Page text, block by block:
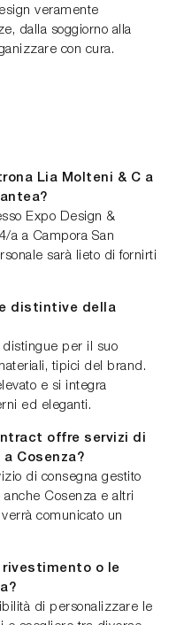
veramente
dalla soggiorno alla
con cura.
Lia Molteni & C a
Expo Design &
a a Campora San
sarà lieto di fornirti
distintive della
distingue per il suo
tipici del brand.
e si integra
ed eleganti.
offre servizi di
Cosenza?
di consegna gestito
Cosenza e altri
comunicato un
rivestimento o le
di personalizzare le